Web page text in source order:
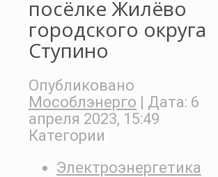
посёлке Жилёво
городского округа
Ступино
Опубликовано
Мособлэнерго | Дата: 6
апреля 2023, 15:49
Категории
Электроэнергетика